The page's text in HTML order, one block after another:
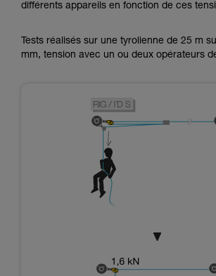
différents appareils en fonction de ces
Tests réalisés sur une tyrolienne de 25 m
mm, tension avec un ou deux opérateurs